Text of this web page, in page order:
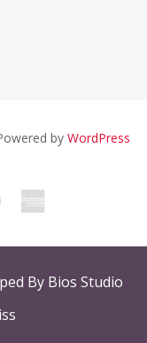
by WordPress
By Bios Studio